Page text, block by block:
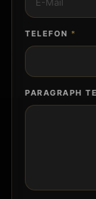
TELEFON *
PARAGRAPH